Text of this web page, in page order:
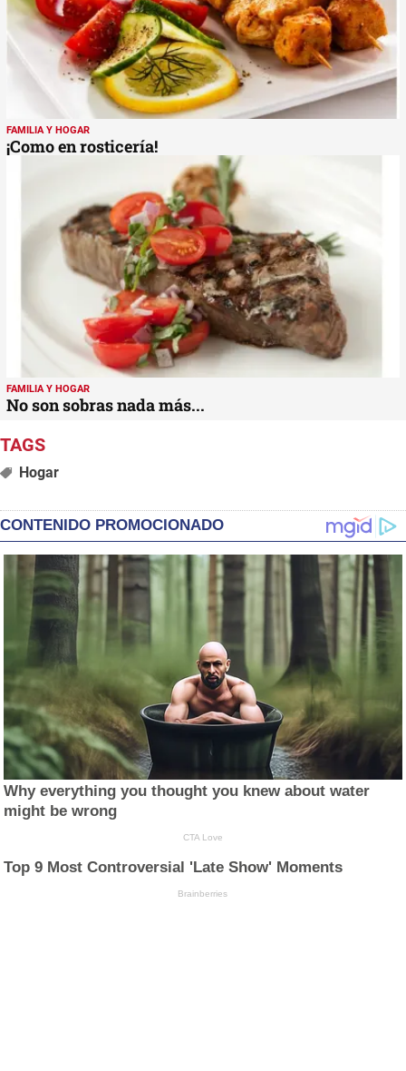
FAMILIA Y HOGAR
¡Como en rosticería!
FAMILIA Y HOGAR
No son sobras nada más...
Hogar
CONTENIDO PROMOCIONADO
Why everything you thought you knew about water
might be wrong
CTA Love
Top 9 Most Controversial 'Late Show' Moments
Brainberries